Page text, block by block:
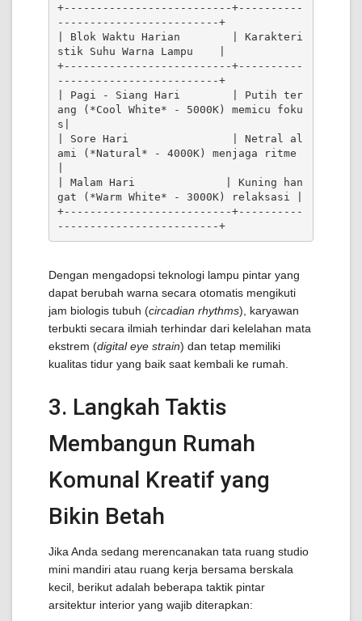
+--------------------------+----------
-------------------------+
| Blok Waktu Harian        | Karakteri
stik Suhu Warna Lampu    |
+--------------------------+----------
-------------------------+
| Pagi - Siang Hari        | Putih ter
ang (*Cool White* - 5000K) memicu foku
s|
| Sore Hari                | Netral al
ami (*Natural* - 4000K) menjaga ritme
| Malam Hari              | Kuning han
gat (*Warm White* - 3000K) relaksasi |
+--------------------------+----------
-------------------------+
Dengan mengadopsi teknologi lampu pintar yang
dapat berubah warna secara otomatis mengikuti
jam biologis tubuh (circadian rhythms), karyawan
terbukti secara ilmiah terhindar dari kelelahan mata
ekstrem (digital eye strain) dan tetap memiliki
kualitas tidur yang baik saat kembali ke rumah.
3. Langkah Taktis
Membangun Rumah
Komunal Kreatif yang
Bikin Betah
Jika Anda sedang merencanakan tata ruang studio
mini mandiri atau ruang kerja bersama berskala
kecil, berikut adalah beberapa taktik pintar
arsitektur interior yang wajib diterapkan: